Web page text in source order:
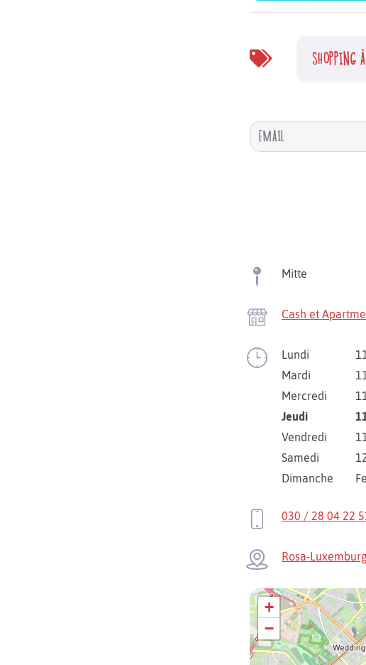
SHOPPING
Mitte
Cash et
Lundi
Mardi
Mercredi
Jeudi
Vendredi
Samedi
Dimanche
030 / 28 04 22
Rosa-
+
−